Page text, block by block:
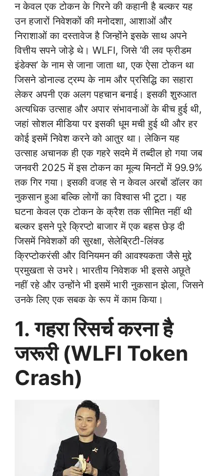
न केवल एक टोकन के गिरने की कहानी है बल्कर यह
उन हजारों निवेशकों की मनोदशा, आशाओं और
निराशाओं का दस्तावेज है जिन्होंने इसके साथ अपने
वित्तीय सपने जोड़े थे। WLFI, जिसे ‘वी लव फ्रीडम
इंडेक्स’ के नाम से जाना जाता था, एक ऐसा टोकन था
जिसने डोनाल्ड ट्रम्प के नाम और प्रसिद्धि का सहारा
लेकर अपनी एक अलग पहचान बनाई। इसकी शुरुआत
अत्यधिक उत्साह और अपार संभावनाओं के बीच हुई थी,
जहां सोशल मीडिया पर इसकी धूम मची हुई थी और हर
कोई इसमें निवेश करने को आतुर था। लेकिन यह
उत्साह अचानक ही एक गहरे सदमे में तब्दील हो गया जब
जनवरी 2025 में इस टोकन का मूल्य मिनटों में 99.9%
तक गिर गया। इसकी वजह से न केवल अरबों डॉलर का
नुकसान हुआ बल्कि लोगों का विश्वास भी टूटा। यह
घटना केवल एक टोकन के क्रैश तक सीमित नहीं थी
बल्कर इसने पूरे क्रिप्टो बाजार में एक बहस छेड़ दी
जिसमें निवेशकों की सुरक्षा, सेलेब्रिटी-लिंक्ड
क्रिप्टोकरंसी और विनियमन की आवश्यकता जैसे मुद्दे
प्रमुखता से उभरे। भारतीय निवेशक भी इससे अछूते
नहीं रहे और उन्होंने भी इसमें भारी नुकसान झेला, जिसने
उनके लिए एक सबक के रूप में काम किया।
1. गहरा रिसर्च करना है
जरूरी (WLFI Token
Crash)